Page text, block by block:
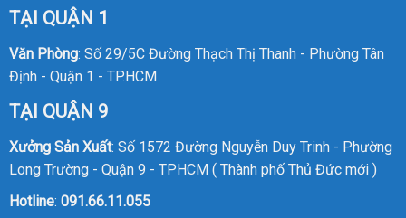
TẠI QUẬN 1
Văn Phòng: Số 29/5C Đường Thạch Thị Thanh - Phường Tân
Định - Quận 1 - TP.HCM
TẠI QUẬN 9
Xưởng Sản Xuất: Số 1572 Đường Nguyễn Duy Trinh - Phường
Long Trường - Quận 9 - TPHCM ( Thành phố Thủ Đức mới )
Hotline: 091.66.11.055